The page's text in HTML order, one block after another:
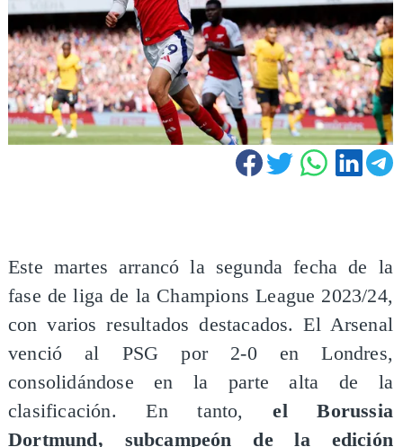
Este martes arrancó la segunda fecha de la
fase de liga de la Champions League 2023/24,
con varios resultados destacados. El Arsenal
venció al PSG por 2-0 en Londres,
consolidándose en la parte alta de la
clasificación. En tanto,el Borussia
Dortmund, subcampeón de la edición